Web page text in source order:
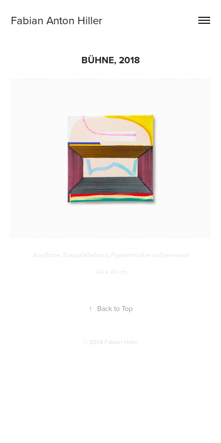
Fabian Anton Hiller
BÜHNE, 2018
Acrylfarbe, Kreppklebeband, Pigmentmarker auf Leinwand
40 x 40 cm
↑ Back to Top
© 2024 Fabian Hiller